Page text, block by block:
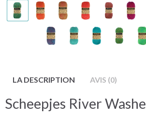
LA DESCRIPTION AVIS (0)
Scheepjes River